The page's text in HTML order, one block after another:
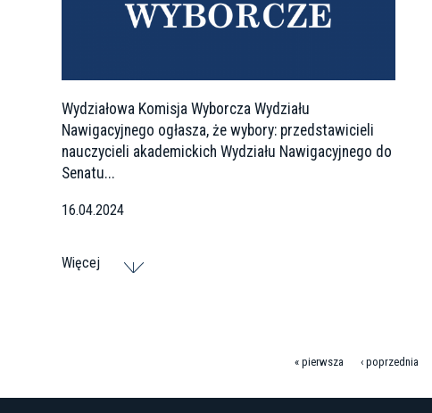
Wydziałowa Komisja Wyborcza Wydziału
Nawigacyjnego ogłasza, że wybory: przedstawicieli
nauczycieli akademickich Wydziału Nawigacyjnego do
Senatu...
16.04.2024
Więcej
S
« pierwsza ‹ poprzednia